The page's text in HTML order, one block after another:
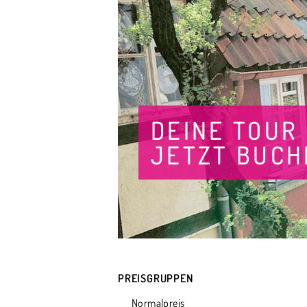
DEINE TOUR
JETZT
PREISGRUPPEN
Normalpreis